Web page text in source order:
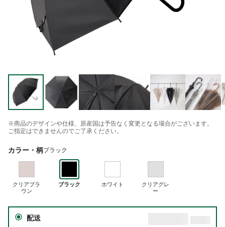
※商品のデザインや仕様、原産国は予告なく変更となる場合がございます。
ご指定はできませんのでご了承ください。
カラー・柄ブラック
クリアブラ
ウン
ブラック ホワイト
クリアグレ
ー
配送